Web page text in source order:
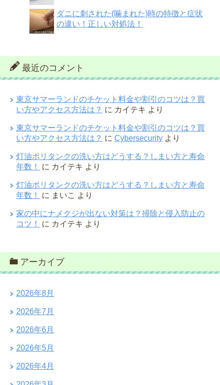
ダニに刺された(噛まれた)時の特徴と症状
の違い！正しい対処法！
最近のコメント
東京サマーランドのチケット料金や割引のコツは？買
い方やアクセス方法は？ に カイテキ より
東京サマーランドのチケット料金や割引のコツは？買
い方やアクセス方法は？ に Cybersecurity より
灯油ポリタンクの洗い方はどうする？しまい方と寿命
年数！
に カイテキ より
灯油ポリタンクの洗い方はどうする？しまい方と寿命
年数！
に まいこ より
家の中にナメクジが出ない対策は？掃除と侵入防止の
コツ！
に カイテキ より
アーカイブ
2026年8月
2026年7月
2026年6月
2026年5月
2026年4月